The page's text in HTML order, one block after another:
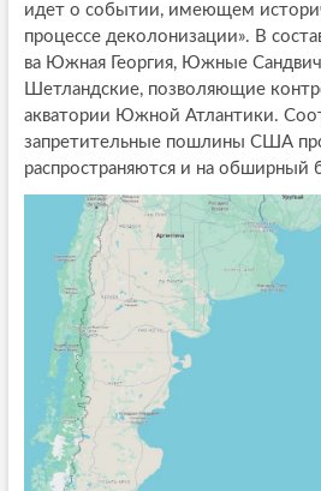
идет о событии, имеющем
процессе деколонизации». В
ва Южная Георгия, Южные
Шетландские, позволяющие
акватории Южной Атлантики.
запретительные пошлины США
распространяются и на обширный